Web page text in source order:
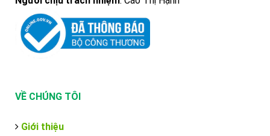
VỀ CHÚNG TÔI
Giới thiệu